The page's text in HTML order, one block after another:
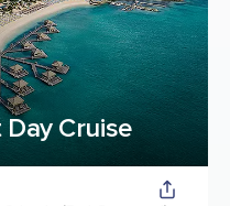
Cruise